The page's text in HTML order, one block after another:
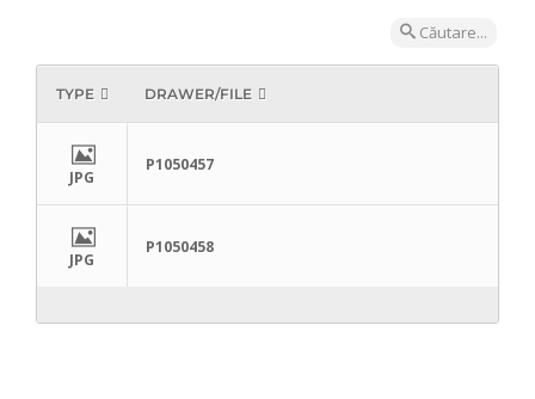
Căutare...
TYPE DRAWER/FILE
JPG
P1050457
JPG
P1050458